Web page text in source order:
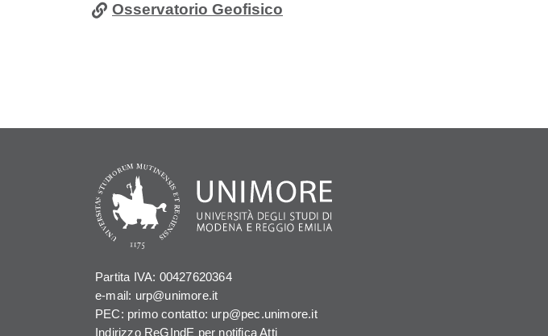
Osservatorio Geofisico
Partita IVA: 00427620364
e-mail: urp@unimore.it
PEC: primo contatto: urp@pec.unimore.it
Indirizzo ReGIndE per notifica Atti